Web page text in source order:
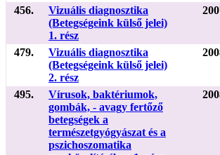
456.
Vizuális diagnosztika
(Betegségeink külső jelei)
1. rész
479.
Vizuális diagnosztika
(Betegségeink külső jelei)
2. rész
495.
Vírusok, baktériumok,
gombák, - avagy fertőző
betegségek a
természetgyógyászat és a
pszichoszomatika